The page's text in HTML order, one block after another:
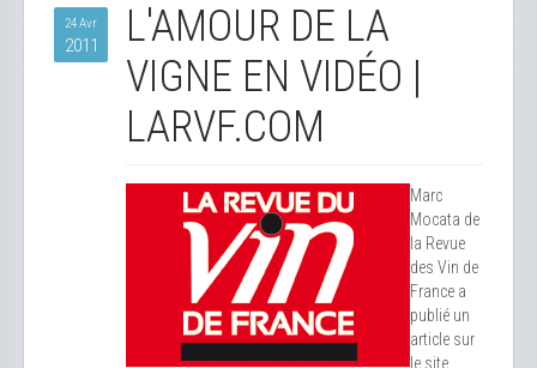
24 Avr
2011
L'AMOUR DE LA
VIGNE EN VIDÉO |
LARVF.COM
Marc
Mocata de
la Revue
des Vin de
France a
publié un
article sur
le site